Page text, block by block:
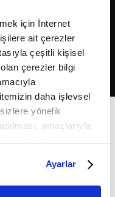
için İnternet
ait çerezler
çeşitli kişisel
çerezler bilgi
daha işlevsel
yönelik
amaçlarıyla
bilgi için
Bilgilendirme
Ayarlar